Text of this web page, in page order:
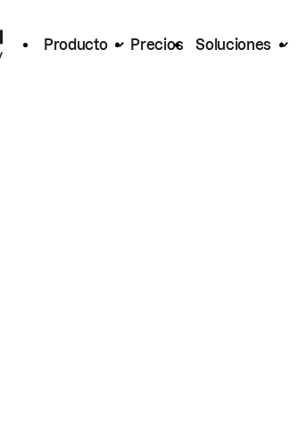
Producto Precios Soluciones